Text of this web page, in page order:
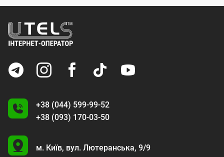
+38 (044) 599-99-52
+38 (093) 170-03-50
U
м. Київ, вул. Лютеранська, 9/9